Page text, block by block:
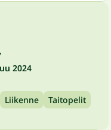
2024
Liikenne Taitopelit